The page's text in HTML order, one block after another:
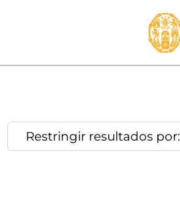
Restringir resultados por: